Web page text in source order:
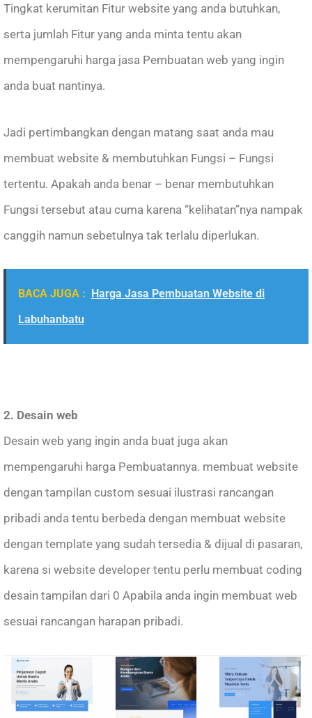
Tingkat kerumitan Fitur website yang anda butuhkan,
serta jumlah Fitur yang anda minta tentu akan
mempengaruhi harga jasa Pembuatan web yang ingin
anda buat nantinya.
Jadi pertimbangkan dengan matang saat anda mau
membuat website & membutuhkan Fungsi – Fungsi
tertentu. Apakah anda benar – benar membutuhkan
Fungsi tersebut atau cuma karena “kelihatan”nya nampak
canggih namun sebetulnya tak terlalu diperlukan.
BACA JUGA :
Harga Jasa Pembuatan Website di
Labuhanbatu
2. Desain web
Desain web yang ingin anda buat juga akan
mempengaruhi harga Pembuatannya. membuat website
dengan tampilan custom sesuai ilustrasi rancangan
pribadi anda tentu berbeda dengan membuat website
dengan template yang sudah tersedia & dijual di pasaran,
karena si website developer tentu perlu membuat coding
desain tampilan dari 0 Apabila anda ingin membuat web
sesuai rancangan harapan pribadi.